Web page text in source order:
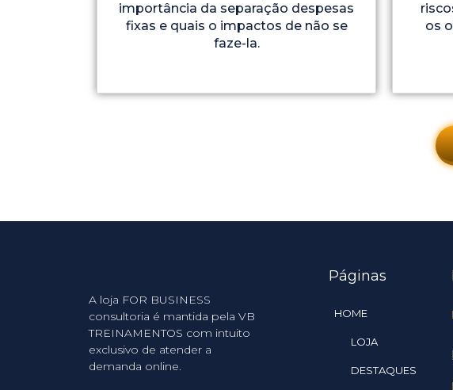
importância da separação despesas
fixas e quais o impactos de não se
faze-la.
os
A loja FOR BUSINESS
consultoria é mantida pela VB
TREINAMENTOS com intuito
exclusivo de atender a
demanda online.
Páginas
HOME
LOJA
DESTAQUES